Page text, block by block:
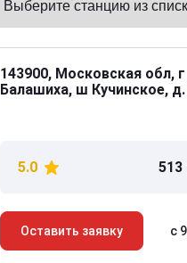
143900, Московская обл, г
Балашиха, ш Кучинское,
5.0 513
Оставить заявку с